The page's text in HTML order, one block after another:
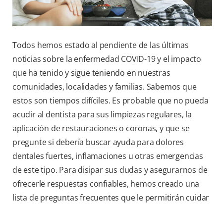
SUSCRÍBETE
Todos hemos estado al pendiente de las últimas
noticias sobre la enfermedad COVID-19 y el impacto
que ha tenido y sigue teniendo en nuestras
comunidades, localidades y familias. Sabemos que
estos son tiempos difíciles. Es probable que no pueda
acudir al dentista para sus limpiezas regulares, la
aplicación de restauraciones o coronas, y que se
pregunte si debería buscar ayuda para dolores
dentales fuertes, inflamaciones u otras emergencias
de este tipo. Para disipar sus dudas y asegurarnos de
ofrecerle respuestas confiables, hemos creado una
lista de preguntas frecuentes que le permitirán cuidar